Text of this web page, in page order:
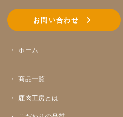
お問い合わせ
ホーム
商品一覧
鹿肉工房とは